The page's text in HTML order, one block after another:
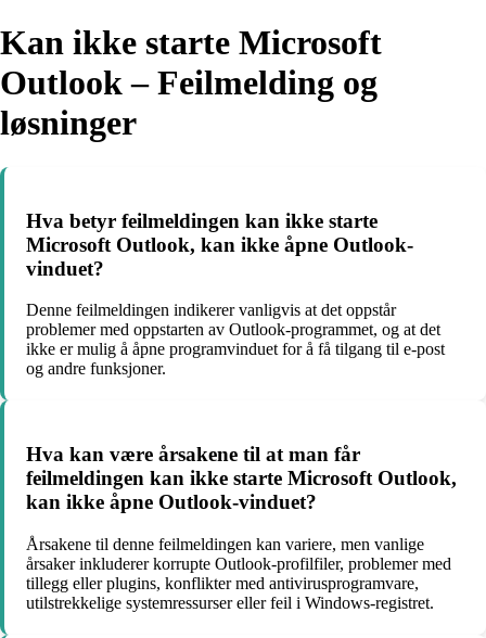
Kan ikke starte Microsoft
Outlook – Feilmelding og
løsninger
Hva betyr feilmeldingen kan ikke starte
Microsoft Outlook, kan ikke åpne Outlook-
vinduet?
Denne feilmeldingen indikerer vanligvis at det oppstår
problemer med oppstarten av Outlook-programmet, og at det
ikke er mulig å åpne programvinduet for å få tilgang til e-post
og andre funksjoner.
Hva kan være årsakene til at man får
feilmeldingen kan ikke starte Microsoft Outlook,
kan ikke åpne Outlook-vinduet?
Årsakene til denne feilmeldingen kan variere, men vanlige
årsaker inkluderer korrupte Outlook-profilfiler, problemer med
tillegg eller plugins, konflikter med antivirusprogramvare,
utilstrekkelige systemressurser eller feil i Windows-registret.